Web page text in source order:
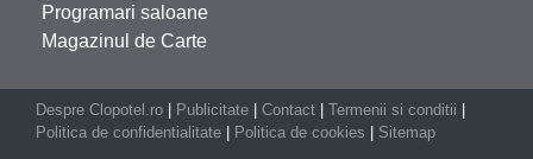
Programari saloane
Magazinul de Carte
Despre Clopotel.ro Publicitate Contact Termenii si conditii
Politica de confidentialitate
Politica de cookies Sitemap